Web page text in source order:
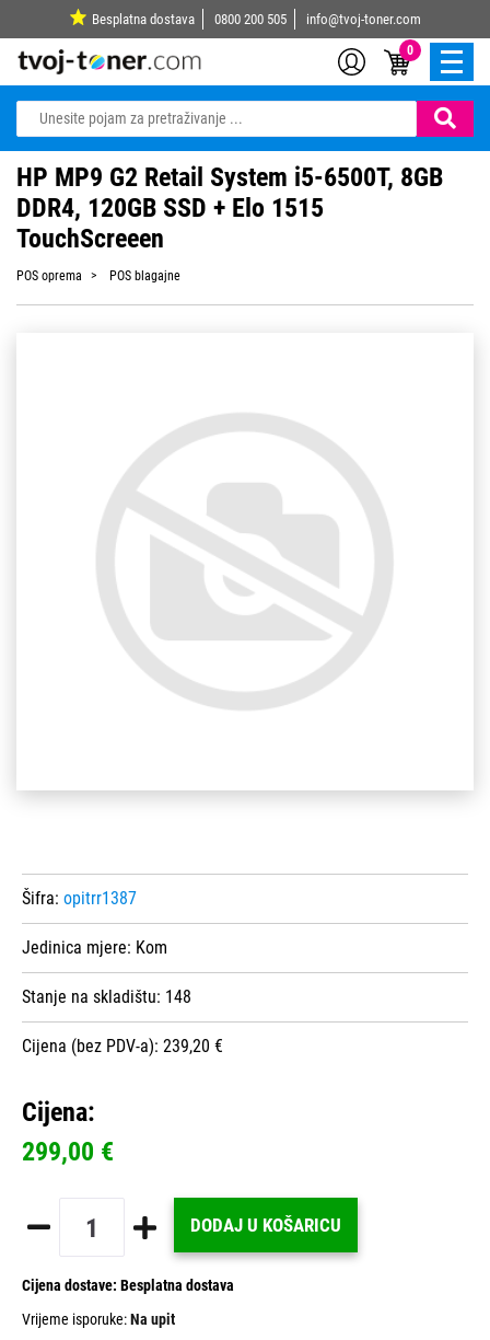
Besplatna dostava 0800 200 505 info@tvoj-toner.com
0
HP MP9 G2 Retail System i5-6500T, 8GB
DDR4, 120GB SSD + Elo 1515
TouchScreeen
POS oprema POS blagajne
Šifra: opitrr1387
Jedinica mjere: Kom
Stanje na skladištu: 148
Cijena (bez PDV-a): 239,20 €
Cijena:
299,00 €
DODAJ U KOŠARICU
Cijena dostave: Besplatna dostava
Vrijeme isporuke:Na upit